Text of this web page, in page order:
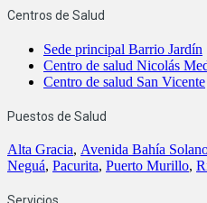
Centros de Salud
Sede principal Barrio Jardín
Centro de salud Nicolás
Centro de salud San Vicente
Puestos de Salud
Alta Gracia, Avenida Bahía
Neguá, Pacurita, Puerto Murillo,